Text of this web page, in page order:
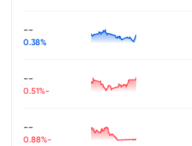
--
0.38%
--
-0.51%
--
-0.88%